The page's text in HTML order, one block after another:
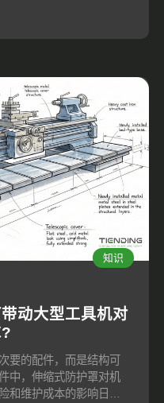
知识
动大型工具机对
要的配件，而是结构可
中，伸缩式防护罩对机
和维护成本的影响日益